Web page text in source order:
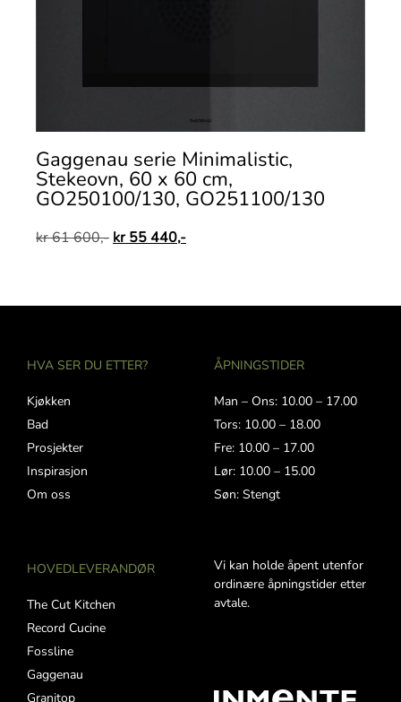
Gaggenau serie Minimalistic,
Stekeovn, 60 x 60 cm,
GO250100/130, GO251100/130
kr61 600,- kr55 440,-
HVA SER DU ETTER?
Kjøkken
Bad
Prosjekter
Inspirasjon
Om oss
HOVEDLEVERANDØR
The Cut Kitchen
Record Cucine
Fossline
Gaggenau
Granitop
ÅPNINGSTIDER
Man – Ons: 10.00 – 17.00
Tors: 10.00 – 18.00
Fre: 10.00 – 17.00
Lør: 10.00 – 15.00
Søn: Stengt
Vi kan holde åpent utenfor
ordinære åpningstider etter
avtale.